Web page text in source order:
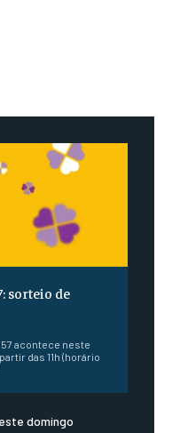
sorteio de
acontece neste
das 11h (horário
domingo